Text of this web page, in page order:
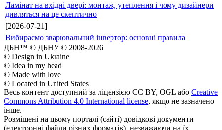
Ламінат на вхідні двері: монтаж, утеплення і чому дизайнери
дивляться на це скептично
[2026-07-21]
Вибираємо зварювальний інвертор: основні правила
ДБН™ © ДБНУ © 2008-2026
© Design in Ukraine
© Idea in my head
© Made with love
© Located in United States
Весь контент доступний за ліцензією CC BY, OGL або Creative
Commons Attribution 4.0 International license, якщо не зазначено
інше.
Розміщені на цьому порталі (сайті) довідкові документи
(електронні файли різних форматів), незважаючи на їх